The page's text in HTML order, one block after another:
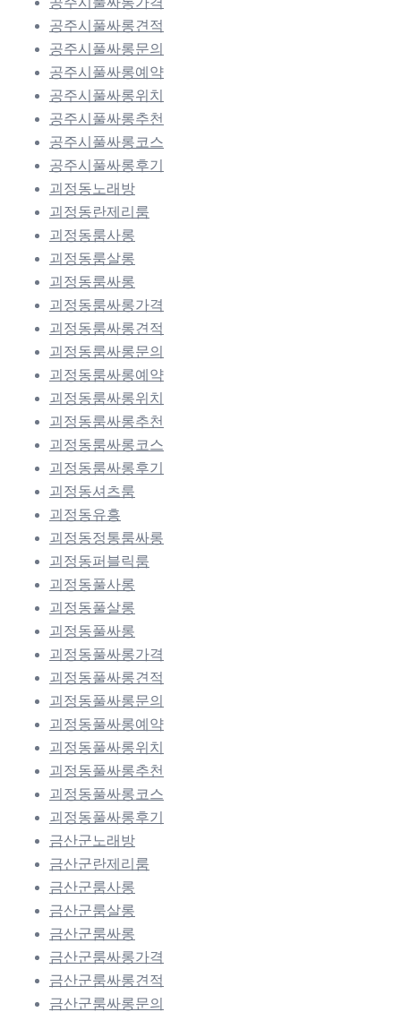
공주시풀싸롱견적
공주시풀싸롱문의
공주시풀싸롱예약
공주시풀싸롱위치
공주시풀싸롱추천
공주시풀싸롱코스
공주시풀싸롱후기
괴정동노래방
괴정동란제리룸
괴정동룸사롱
괴정동룸살롱
괴정동룸싸롱
괴정동룸싸롱가격
괴정동룸싸롱견적
괴정동룸싸롱문의
괴정동룸싸롱예약
괴정동룸싸롱위치
괴정동룸싸롱추천
괴정동룸싸롱코스
괴정동룸싸롱후기
괴정동셔츠룸
괴정동유흥
괴정동정통룸싸롱
괴정동퍼블릭룸
괴정동풀사롱
괴정동풀살롱
괴정동풀싸롱
괴정동풀싸롱가격
괴정동풀싸롱견적
괴정동풀싸롱문의
괴정동풀싸롱예약
괴정동풀싸롱위치
괴정동풀싸롱추천
괴정동풀싸롱코스
괴정동풀싸롱후기
금산군노래방
금산군란제리룸
금산군룸사롱
금산군룸살롱
금산군룸싸롱
금산군룸싸롱가격
금산군룸싸롱견적
금산군룸싸롱문의